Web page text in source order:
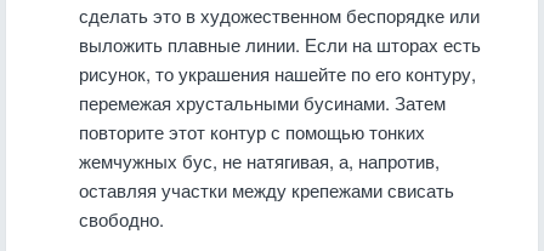
сделать это в художественном беспорядке или
выложить плавные линии. Если на шторах есть
рисунок, то украшения нашейте по его контуру,
перемежая хрустальными бусинами. Затем
повторите этот контур с помощью тонких
жемчужных бус, не натягивая, а, напротив,
оставляя участки между крепежами свисать
свободно.